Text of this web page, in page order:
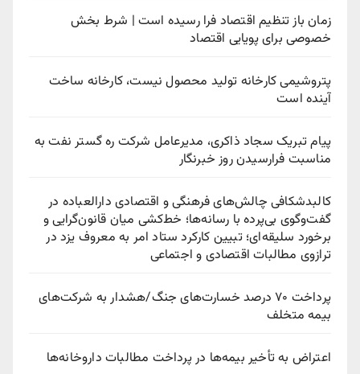
زمان باز تنظیم اقتصاد فرا رسیده است | شرط بخش
خصوصی برای پویایی اقتصاد
پتروشیمی کارخانه تولید محصول نیست، کارخانه ساخت
آینده است
پیام تبریک سجاد ذاکری، مدیرعامل شرکت ره‌ گستر نفت به
مناسبت فرارسیدن روز خبرنگار
کالبدشکافی چالش‌های فرهنگی و اقتصادی دارالعباده در
گفت‌وگوی بی‌پرده با رسانه‌ها؛ خط‌کشی میان قانون‌گرایی و
برخورد سلیقه‌ای؛ تبیین کارکرد ستاد امر به معروف یزد در
ترازوی مطالبات اقتصادی و اجتماعی
پرداخت ۷۰ درصد خسارت‌های جنگ/هشدار به شرکت‌های
بیمه متخلف
اعتراض به تأخیر بیمه‌ها در پرداخت مطالبات داروخانه‌ها